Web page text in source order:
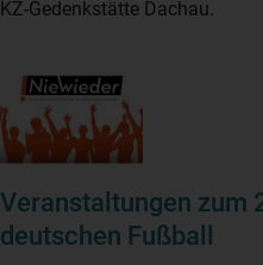
KZ-Gedenkstätte Dachau.
Veranstaltungen zum
deutschen Fußball